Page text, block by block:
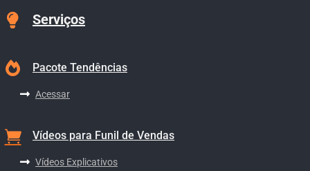
Serviços
Pacote Tendências
Acessar
Vídeos para Funil de Vendas
Vídeos Explicativos